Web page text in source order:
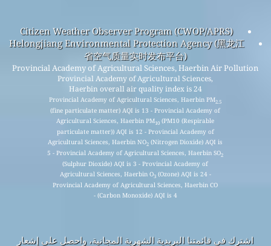
Citizen Weather Observer Program (CWOP/APRS)
Helongjiang Environmental Protection Agency (黑龙江
省空气质量实时发布平台)
Provincial Academy of Agricultural Sciences, Haerbin Air Pollution
Provincial Academy of Agricultural Sciences,
Haerbin overall air quality index is 24
Provincial Academy of Agricultural Sciences, Haerbin PM2.5
(fine particulate matter) AQI is 13 - Provincial Academy of
Agricultural Sciences, Haerbin PM10(PM10 (Respirable
particulate matter)) AQI is 12 - Provincial Academy of
Agricultural Sciences, Haerbin NO 2(Nitrogen Dioxide) AQI is
5 - Provincial Academy of Agricultural Sciences, Haerbin SO
(Sulphur Dioxide) AQI is 3 - Provincial Academy of
Agricultural Sciences, Haerbin O 3(Ozone) AQI is 24 -
Provincial Academy of Agricultural Sciences, Haerbin CO
(Carbon Monoxide) AQI is 4 -
اشترك في قائمتنا البريدية الشهرية المجانية، واحصل على إشعار